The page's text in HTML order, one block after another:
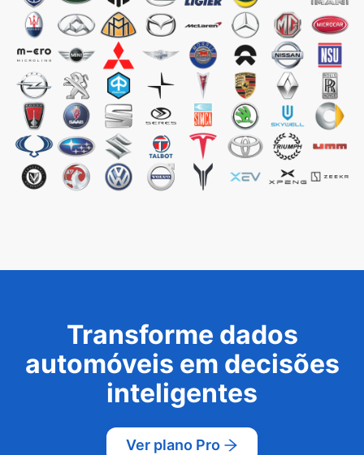
Transforme dados
automóveis em decisões
inteligentes
Ver plano Pro